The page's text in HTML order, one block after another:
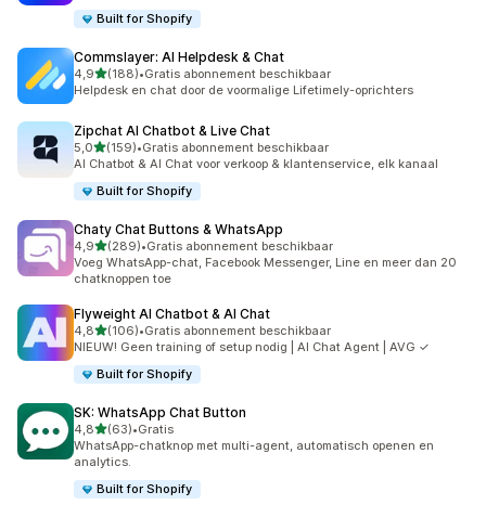
Built for Shopify
Commslayer: AI Helpdesk & Chat
4,9van 5 sterren
(188)
188 recensies in totaal
•Gratis abonnement beschikbaar
Helpdesk en chat door de voormalige Lifetimely-oprichters
Zipchat AI Chatbot & Live Chat
5,0van 5 sterren
(159)
159 recensies in totaal
•Gratis abonnement beschikbaar
AI Chatbot & AI Chat voor verkoop & klantenservice, elk kanaal
Built for Shopify
Chaty Chat Buttons & WhatsApp
4,9van 5 sterren
(289)
289 recensies in totaal
•Gratis abonnement beschikbaar
Voeg WhatsApp-chat, Facebook Messenger, Line en meer dan 20
chatknoppen toe
Flyweight AI Chatbot & AI Chat
4,8van 5 sterren
(106)
106 recensies in totaal
•Gratis abonnement beschikbaar
NIEUW! Geen training of setup nodig | AI Chat Agent | AVG ✓
Built for Shopify
SK: WhatsApp Chat Button
4,8van 5 sterren
(63)
63 recensies in totaal
•Gratis
WhatsApp-chatknop met multi-agent, automatisch openen en
analytics.
Built for Shopify